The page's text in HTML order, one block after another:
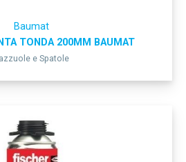
Baumat
TONDA 200MM BAUMAT
e Spatole